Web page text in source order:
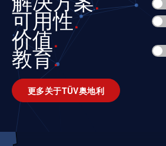
可用性
价值
教育
更多关于TÜV奥地利